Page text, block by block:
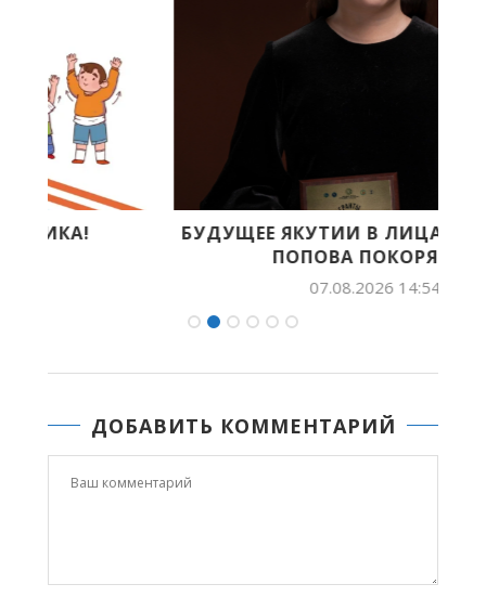
БУДУЩЕЕ ЯКУТИИ В ЛИЦАХ: ЛИЛИАНА
ПОПОВА ПОКОРЯЕТ...
ДОБАВИТЬ КОММЕНТАРИЙ